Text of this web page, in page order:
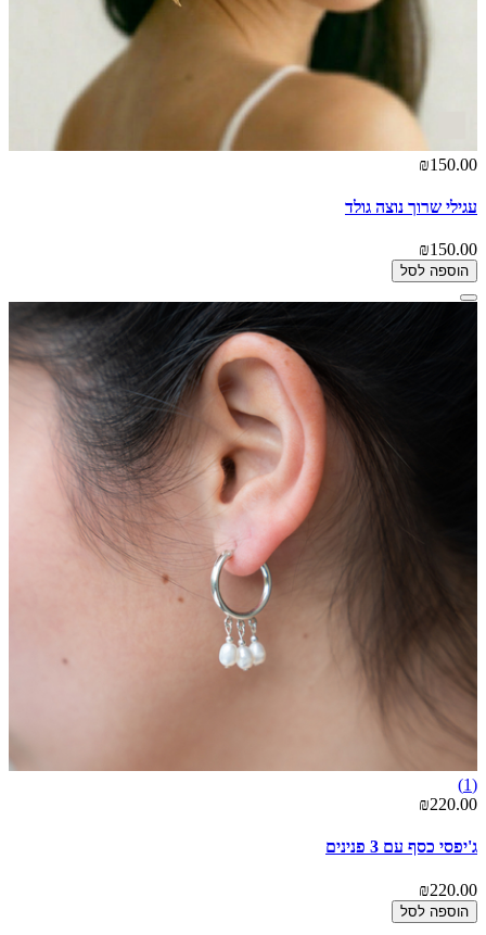
₪150.00
עגילי שרוך נוצה גולד
₪150.00
הוספה לסל
(1)
₪220.00
ג'יפסי כסף עם 3 פנינים
₪220.00
הוספה לסל